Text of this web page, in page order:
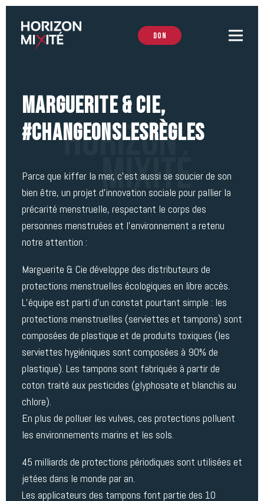
Don
Marguerite & Cie,
#ChangeonslesRègles
Parce que kiffer la mer, c’est aussi se soucier de son
bien être, un projet d’innovation sociale pour pallier la
précarité menstruelle, respectant le corps des
personnes menstruées et l’environnement a retenu
notre attention :
Marguerite & Cie développe des distributeurs de
protections menstruelles écologiques en libre accès.
L’équipe est parti d’un constat pourtant simple : les
protections menstruelles (serviettes et tampons) sont
composées de plastique et de produits toxiques (les
serviettes hygiéniques sont composées à 90% de
plastique). Les tampons sont fabriqués à partir de
coton traité aux pesticides (glyphosate et blanchis au
chlore).
En plus de polluer les vulves, ces protections polluent
les environnements marins et les sols.
45 milliards de protections périodiques sont utilisées et
jetées dans le monde par an.
Les applicateurs des tampons font partie des 10